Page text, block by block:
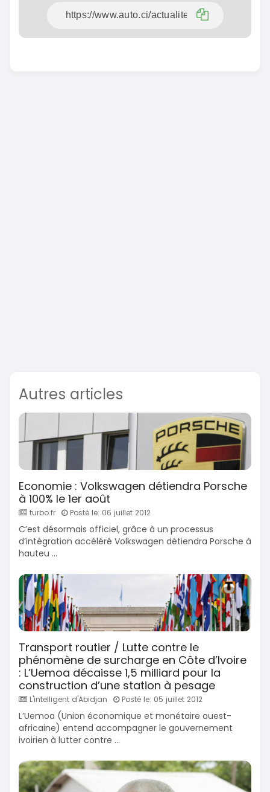
Autres articles
Economie : Volkswagen détiendra Porsche
à 100% le 1er août
turbo.fr Posté le: 06 juillet 2012
C’est désormais officiel, grâce à un processus
d’intégration accéléré Volkswagen détiendra Porsche à
hauteu ...
Transport routier / Lutte contre le
phénomène de surcharge en Côte d’Ivoire
: L’Uemoa décaisse 1,5 milliard pour la
construction d’une station à pesage
L'intelligent d'Abidjan Posté le: 05 juillet 2012
L’Uemoa (Union économique et monétaire ouest-
africaine) entend accompagner le gouvernement
ivoirien à lutter contre ...